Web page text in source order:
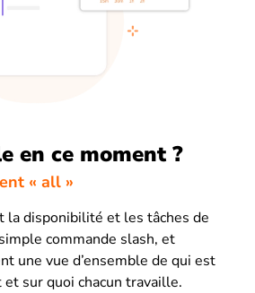
en ce moment ?
« all »
la disponibilité et les tâches de
commande slash, et
une vue d’ensemble de qui est
sur quoi chacun travaille.